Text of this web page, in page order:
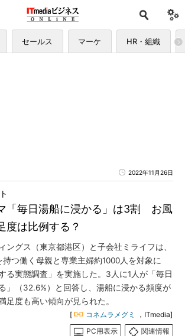
セールス マーケ HR・組織
2022年11月26日
「毎日湯船に浸かる」は3割 お風
度は比例する？
ングス（東京都港区）と子会社ミライフは、
つ働く母親と専業主婦約1000人を対象に
る実態調査」を実施した。3人に1人が「毎日
」（32.6%）と回答し、湯船に浸かる頻度が
足度も高い傾向が見られた。
[ コネムラメグミ
，ITmedia]
PC用表示
関連情報